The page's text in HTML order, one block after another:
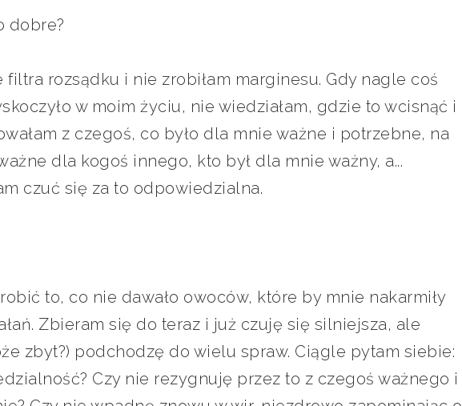
dobre?
filtra rozsądku i nie zrobiłam marginesu. Gdy nagle coś
w moim życiu, nie wiedziałam, gdzie to wcisnąć i
z czegoś, co było dla mnie ważne i potrzebne, na
dla kogoś innego, kto był dla mnie ważny, a...
czuć się za to odpowiedzialna.
to, co nie dawało owoców, które by mnie nakarmiły
Zbieram się do teraz i już czuję się silniejsza, ale
zbyt?) podchodzę do wielu spraw. Ciągle pytam siebie:
Czy nie rezygnuję przez to z czegoś ważnego i